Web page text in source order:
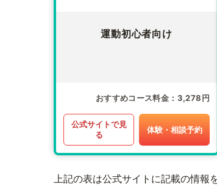
運動初心者向け
おすすめコース料金 3,278円
公式サイトで見
る
体験・相談予約
上記の表は公式サイトに記載の情報